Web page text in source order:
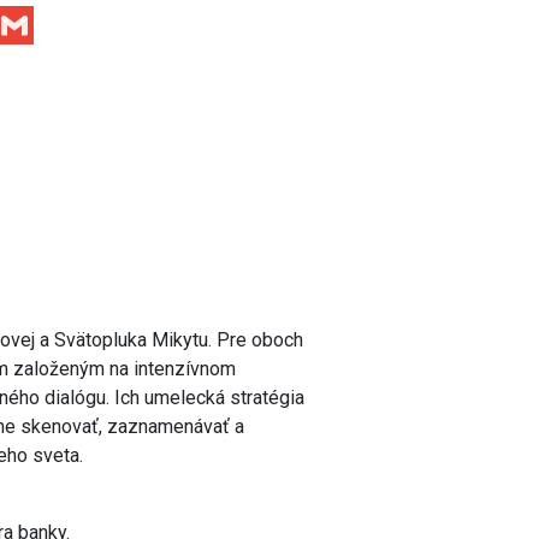
a Svätopluka Mikytu. Pre oboch
založeným na intenzívnom
dialógu. Ich umelecká stratégia
skenovať, zaznamenávať a
sveta.
banky.